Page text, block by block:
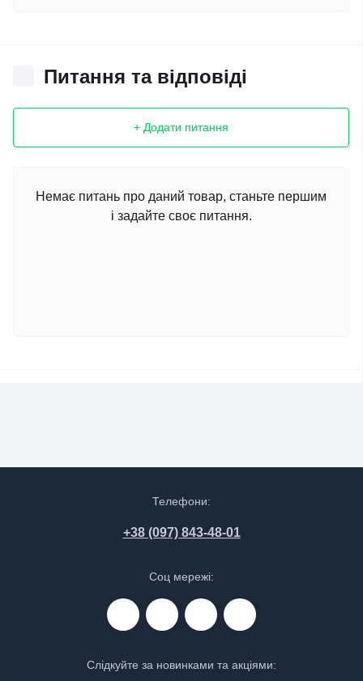
Питання та відповіді
+ Додати питання
Немає питань про даний товар, станьте першим
і задайте своє питання.
Телефони:
+38 (097) 843-48-01
Соц мережі:
Слідкуйте за новинками та акціями: